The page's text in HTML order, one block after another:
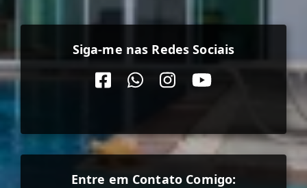
Siga-me nas Redes Sociais
Entre em Contato Comigo: